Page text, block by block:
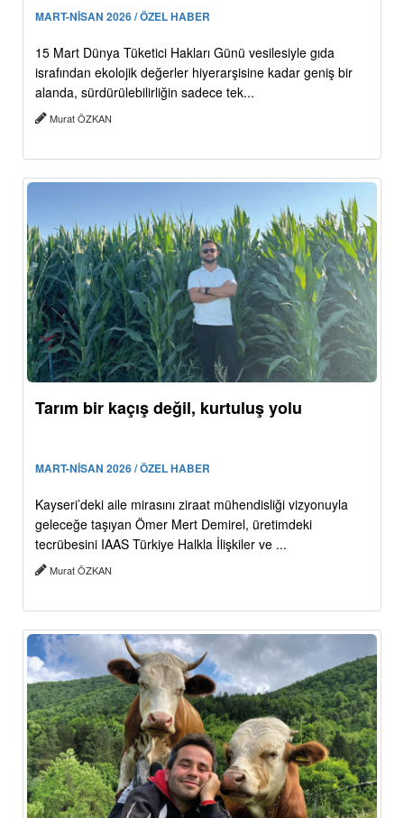
MART-NİSAN 2026 / ÖZEL HABER
15 Mart Dünya Tüketici Hakları Günü vesilesiyle gıda
israfından ekolojik değerler hiyerarşisine kadar geniş bir
alanda, sürdürülebilirliğin sadece tek...
Murat ÖZKAN
Tarım bir kaçış değil, kurtuluş yolu
MART-NİSAN 2026 / ÖZEL HABER
Kayseri’deki aile mirasını ziraat mühendisliği vizyonuyla
geleceğe taşıyan Ömer Mert Demirel, üretimdeki
tecrübesini IAAS Türkiye Halkla İlişkiler ve ...
Murat ÖZKAN